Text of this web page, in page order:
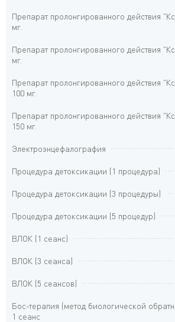
Препарат пролонгированного действия
мг.
Препарат пролонгированного действия
мг.
Препарат пролонгированного действия
100 мг.
Препарат пролонгированного действия
150 мг.
Электроэнцефалография
Процедура детоксикации (1 процедура)
Процедура детоксикации (3 процедуры)
Процедура детоксикации (5 процедур)
ВЛОК (1 сеанс)
ВЛОК (3 сеанса)
ВЛОК (5 сеансов)
Бос-терапия (метод биологической
1 сеанс